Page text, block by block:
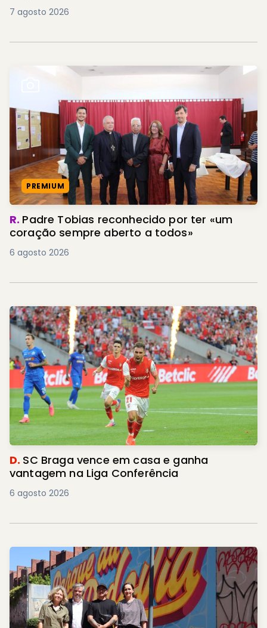
7 agosto 2026
PREMIUM
R. Padre Tobias reconhecido por ter «um
coração sempre aberto a todos»
6 agosto 2026
D. SC Braga vence em casa e ganha
vantagem na Liga Conferência
6 agosto 2026